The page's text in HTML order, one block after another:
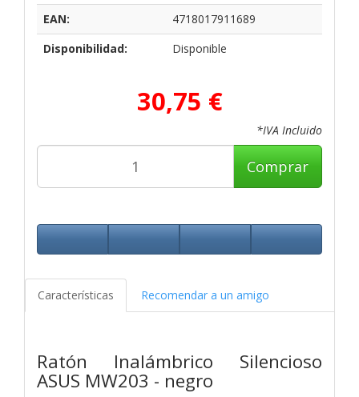
EAN:
4718017911689
Disponibilidad:
Disponible
30,75 €
*IVA Incluido
Comprar
Características Recomendar a un amigo
Ratón Inalámbrico Silencioso
ASUS MW203 - negro